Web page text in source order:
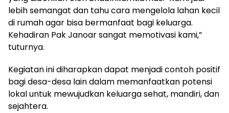
lebih semangat dan tahu cara mengelola lahan kecil
di rumah agar bisa bermanfaat bagi keluarga.
Kehadiran Pak Janoar sangat memotivasi kami,”
tuturnya.
Kegiatan ini diharapkan dapat menjadi contoh positif
bagi desa-desa lain dalam memanfaatkan potensi
lokal untuk mewujudkan keluarga sehat, mandiri, dan
sejahtera.